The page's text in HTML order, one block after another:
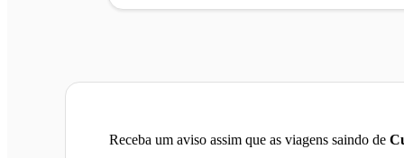
Receba um aviso assim que as viagens saindo de